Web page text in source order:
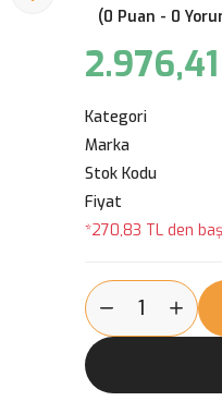
(0 Puan - 0
Kategori
Marka
Stok Kodu
Fiyat
*270,83 TL den